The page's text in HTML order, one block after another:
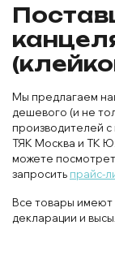
Мы предлагаем
дешевого (и не
производителей с
ТЯК Москва и ТК
можете
запросить прайс-
Все товары имеют
декларации и